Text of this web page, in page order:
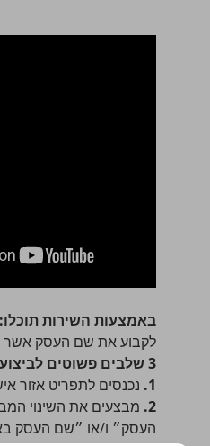
באמצעות השירות תוכלו:
לקבוע את שם העסק אשר
3 שלבים פשוטים לביצוע הפעולה:
1. נכנסים לתפריטאזור
2. מבצעים את השינוי
העסק״ ו/או ״שם העסק